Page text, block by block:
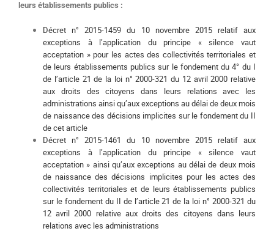
leurs établissements publics :
Décret n° 2015-1459 du 10 novembre 2015 relatif aux
exceptions à l’application du principe « silence vaut
acceptation » pour les actes des collectivités territoriales et
de leurs établissements publics sur le fondement du 4° du I
de l’article 21 de la loi n° 2000-321 du 12 avril 2000 relative
aux droits des citoyens dans leurs relations avec les
administrations ainsi qu’aux exceptions au délai de deux mois
de naissance des décisions implicites sur le fondement du II
de cet article
Décret n° 2015-1461 du 10 novembre 2015 relatif aux
exceptions à l’application du principe « silence vaut
acceptation » ainsi qu’aux exceptions au délai de deux mois
de naissance des décisions implicites pour les actes des
collectivités territoriales et de leurs établissements publics
sur le fondement du II de l’article 21 de la loi n° 2000-321 du
12 avril 2000 relative aux droits des citoyens dans leurs
relations avec les administrations